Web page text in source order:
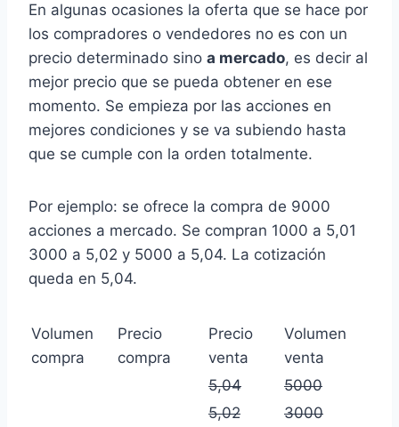
En algunas ocasiones la oferta que se hace por
los compradores o vendedores no es con un
precio determinado sino a mercado, es decir al
mejor precio que se pueda obtener en ese
momento. Se empieza por las acciones en
mejores condiciones y se va subiendo hasta
que se cumple con la orden totalmente.
Por ejemplo: se ofrece la compra de 9000
acciones a mercado. Se compran 1000 a 5,01
3000 a 5,02 y 5000 a 5,04. La cotización
queda en 5,04.
Volumen
compra
Precio
compra
Precio
venta
Volumen
venta
5,04
5000
5,02
3000